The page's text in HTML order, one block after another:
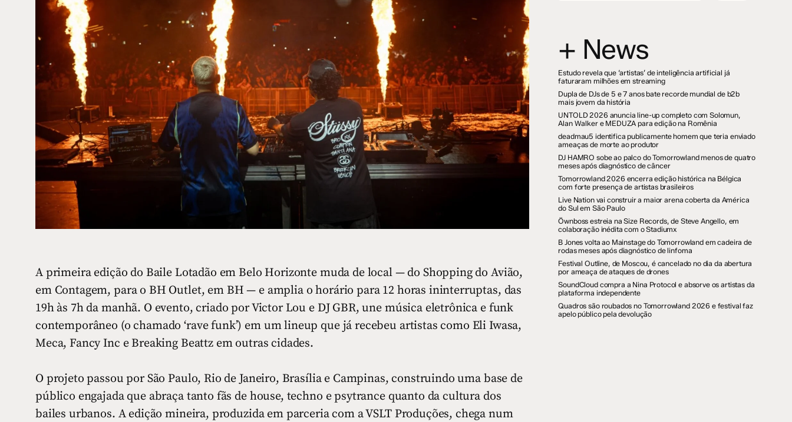
A primeira edição do Baile Lotadão em Belo Horizonte muda de local — do Shopping do Avião,
em Contagem, para o BH Outlet, em BH — e amplia o horário para 12 horas ininterruptas, das
19h às 7h da manhã. O evento, criado por Victor Lou e DJ GBR, une música eletrônica e funk
contemporâneo (o chamado ‘rave funk’) em um lineup que já recebeu artistas como Eli Iwasa,
Meca, Fancy Inc e Breaking Beattz em outras cidades.
O projeto passou por São Paulo, Rio de Janeiro, Brasília e Campinas, construindo uma base de
público engajada que abraça tanto fãs de house, techno e psytrance quanto da cultura dos
bailes urbanos. A edição mineira, produzida em parceria com a VSLT Produções, chega num
+ News
Estudo revela que ‘artistas’ de inteligência artificial já
faturaram milhões em streaming
Dupla de DJs de 5 e 7 anos bate recorde mundial de b2b
mais jovem da história
UNTOLD 2026 anuncia line-up completo com Solomun,
Alan Walker e MEDUZA para edição na Romênia
deadmau5 identifica publicamente homem que teria enviado
ameaças de morte ao produtor
DJ HAMRO sobe ao palco do Tomorrowland menos de quatro
meses após diagnóstico de câncer
Tomorrowland 2026 encerra edição histórica na Bélgica
com forte presença de artistas brasileiros
Live Nation vai construir a maior arena coberta da América
do Sul em São Paulo
Öwnboss estreia na Size Records, de Steve Angello, em
colaboração inédita com o Stadiumx
B Jones volta ao Mainstage do Tomorrowland em cadeira de
rodas meses após diagnóstico de linfoma
Festival Outline, de Moscou, é cancelado no dia da abertura
por ameaça de ataques de drones
SoundCloud compra a Nina Protocol e absorve os artistas da
plataforma independente
Quadros são roubados no Tomorrowland 2026 e festival faz
apelo público pela devolução